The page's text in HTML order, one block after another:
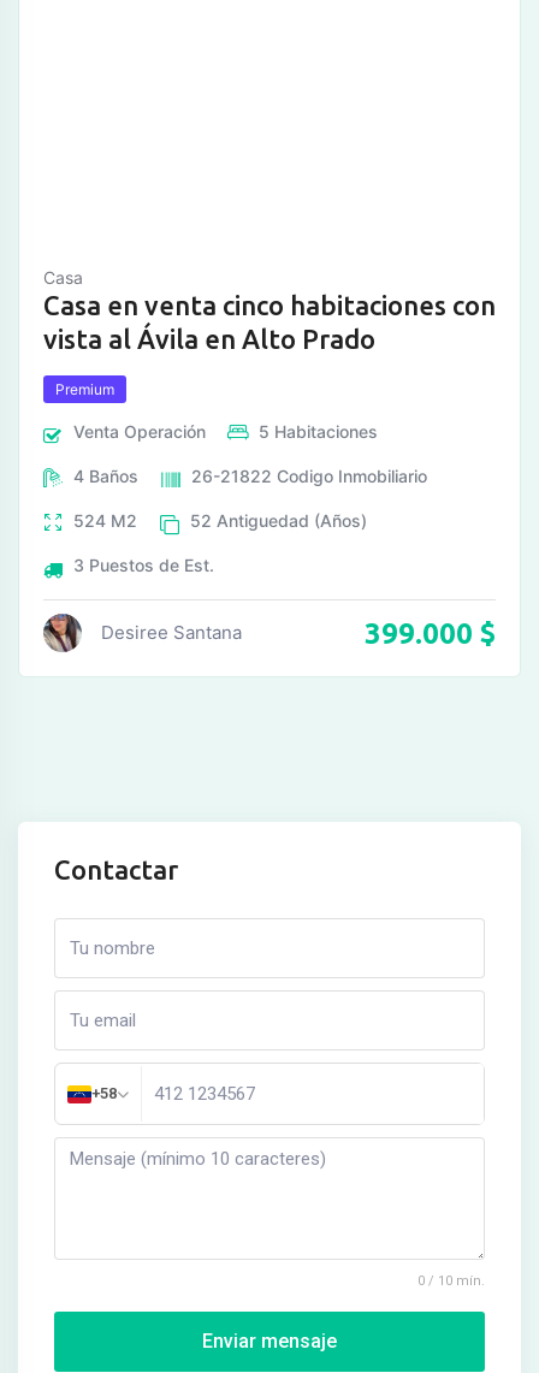
Casa
Casa en venta cinco habitaciones con
vista al Ávila en Alto Prado
Premium
Venta Operación 5 Habitaciones
4 Baños 26-21822 Codigo Inmobiliario
524 M2 52 Antiguedad (Años)
3 Puestos de Est.
Desiree Santana 399.000 $
Contactar
+58
0 / 10 mín.
Enviar mensaje